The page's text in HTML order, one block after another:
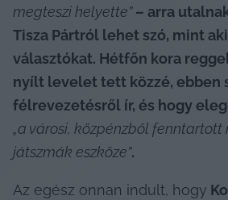
megteszi helyette” – arra
Tisza Pártról lehet szó, mint
választókat. Hétfőn kora
nyílt levelet tett közzé, ebben
„a városi, közpénzből
játszmák eszköze”.
Az egész onnan indult, hogy